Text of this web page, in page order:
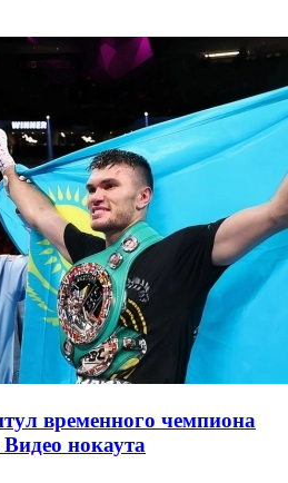
временного чемпиона
нокаута